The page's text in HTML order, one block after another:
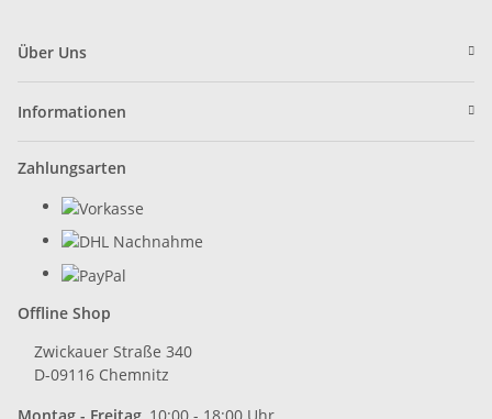
Über Uns
Informationen
Zahlungsarten
Offline Shop
Zwickauer Straße 340
D-09116 Chemnitz